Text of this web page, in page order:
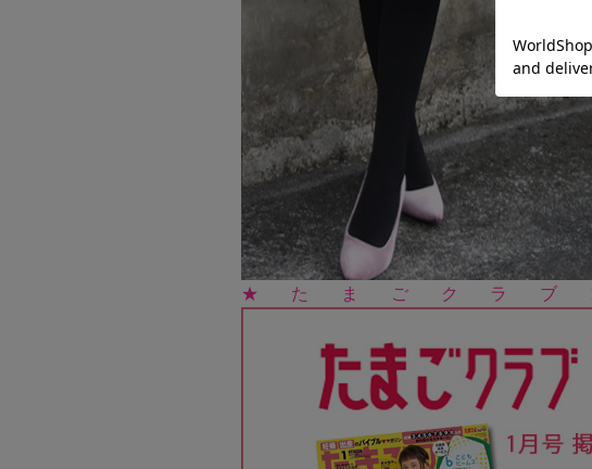
★たまごクラブ